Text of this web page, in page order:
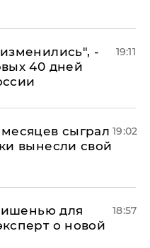
-
40 дней
19:11
сыграл
вынесли свой
19:02
для
о новой
18:57